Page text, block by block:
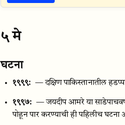
५ मे
घटना
१९९९: — दक्षिण पाकिस्तानातील
१९९७: — जयदीप आमरे या
पोहून पार करण्याची ही पहिलीच